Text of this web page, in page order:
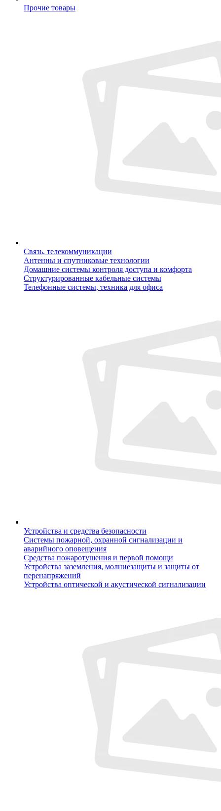
Прочие товары
Связь, телекоммуникации
Антенны и спутниковые технологии
Домашние системы контроля доступа и комфорта
Структурированные кабельные системы
Телефонные системы, техника для офиса
Устройства и средства безопасности
Системы пожарной, охранной сигнализации и
аварийного оповещения
Средства пожаротушения и первой помощи
Устройства заземления, молниезащиты и защиты от
перенапряжений
Устройства оптической и акустической сигнализации